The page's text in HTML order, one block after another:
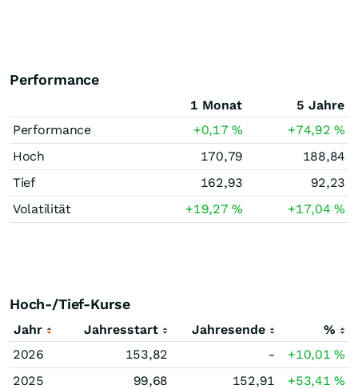
Performance
1 Monat
5 Jahre
Performance
+0,17% +74,92%
Hoch
170,79
188,84
Tief
162,93
92,23
Volatilität
+19,27% +17,04%
Hoch-/Tief-Kurse
Jahr Jahresstart Jahresende
%
2026
153,82 - +10,01%
2025
99,68 152,91 +53,41%